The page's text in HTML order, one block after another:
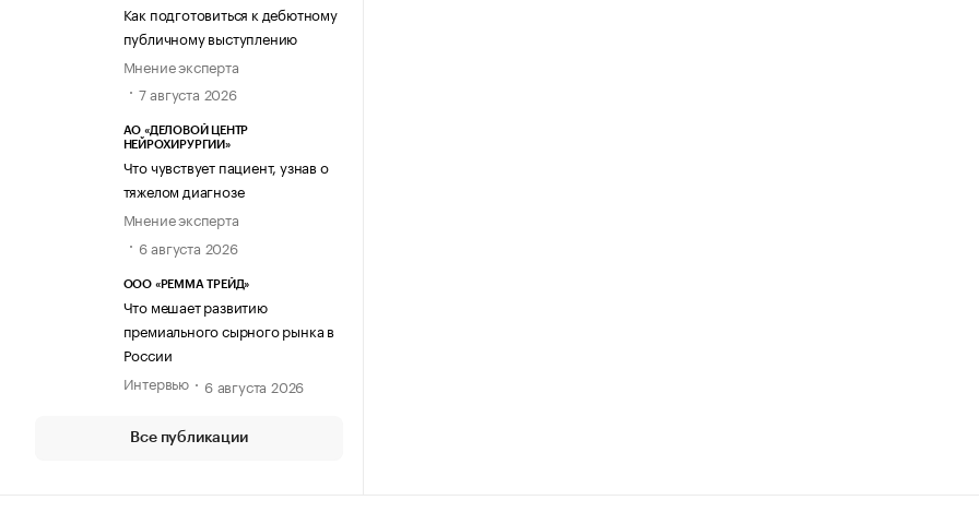
Как подготовиться к дебютному
публичному выступлению
Мнение эксперта
7 августа 2026
АО «ДЕЛОВОЙ ЦЕНТР
НЕЙРОХИРУРГИИ»
Что чувствует пациент, узнав о
тяжелом диагнозе
Мнение эксперта
6 августа 2026
ООО «РЕММА ТРЕЙД»
Что мешает развитию
премиального сырного рынка в
России
Интервью
6 августа 2026
Все публикации